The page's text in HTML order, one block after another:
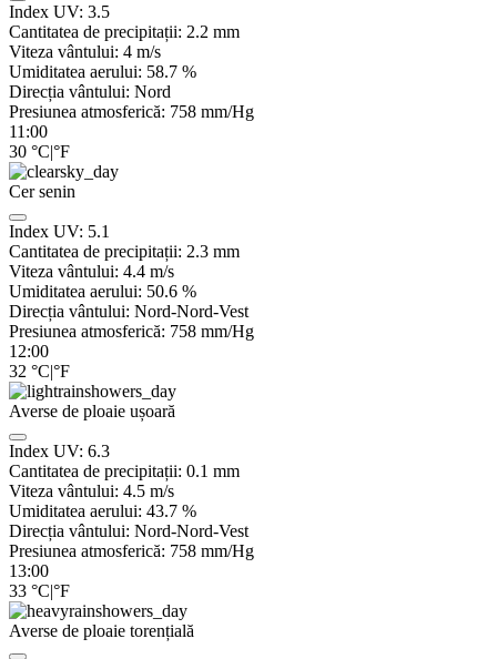
Index UV: 3.5
Cantitatea de precipitații: 2.2 mm
Viteza vântului: 4 m/s
Umiditatea aerului: 58.7 %
Direcția vântului: Nord
Presiunea atmosferică: 758 mm/Hg
11:00
30 °C|°F
Cer senin
Index UV: 5.1
Cantitatea de precipitații: 2.3 mm
Viteza vântului: 4.4 m/s
Umiditatea aerului: 50.6 %
Direcția vântului: Nord-Nord-Vest
Presiunea atmosferică: 758 mm/Hg
12:00
32 °C|°F
Averse de ploaie ușoară
Index UV: 6.3
Cantitatea de precipitații: 0.1 mm
Viteza vântului: 4.5 m/s
Umiditatea aerului: 43.7 %
Direcția vântului: Nord-Nord-Vest
Presiunea atmosferică: 758 mm/Hg
13:00
33 °C|°F
Averse de ploaie torențială